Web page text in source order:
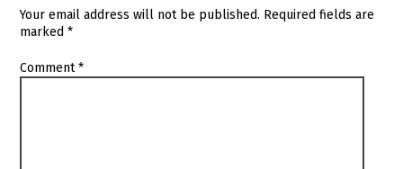
Your email address will not be published. Required fields are
marked*
Comment*